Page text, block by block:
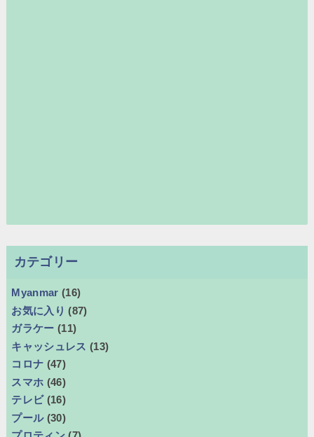
カテゴリー
Myanmar (16)
お気に入り (87)
ガラケー (11)
キャッシュレス (13)
コロナ (47)
スマホ (46)
テレビ (16)
プール (30)